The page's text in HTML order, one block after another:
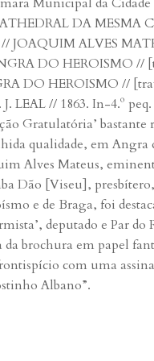
DA MESMA
// JOAQUIM ALVES
DO HEROISMO //
DO HEROISMO //
J. LEAL // 1863. In-4.º
Gratulatória’ bastante
qualidade, em Angra
Alves Mateus,
Dão [Viseu],
e de Braga, foi
deputado e Par do
da brochura em papel
com uma
Albano”.